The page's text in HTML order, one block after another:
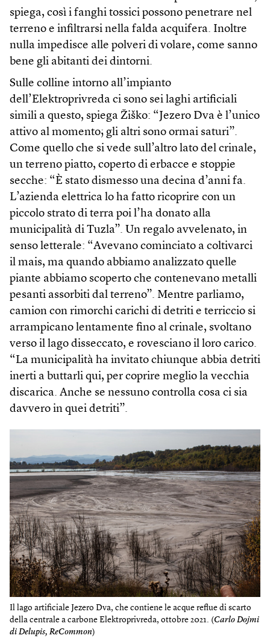
spiega, così i fanghi tossici possono penetrare nel
terreno e infiltrarsi nella falda acquifera. Inoltre
nulla impedisce alle polveri di volare, come sanno
bene gli abitanti dei dintorni.
Sulle colline intorno all’impianto
dell’Elektroprivreda ci sono sei laghi artificiali
simili a questo, spiega Žiško: “Jezero Dva è l’unico
attivo al momento; gli altri sono ormai saturi”.
Come quello che si vede sull’altro lato del crinale,
un terreno piatto, coperto di erbacce e stoppie
secche: “È stato dismesso una decina d’anni fa.
L’azienda elettrica lo ha fatto ricoprire con un
piccolo strato di terra poi l’ha donato alla
municipalità di Tuzla”. Un regalo avvelenato, in
senso letterale: “Avevano cominciato a coltivarci
il mais, ma quando abbiamo analizzato quelle
piante abbiamo scoperto che contenevano metalli
pesanti assorbiti dal terreno”. Mentre parliamo,
camion con rimorchi carichi di detriti e terriccio si
arrampicano lentamente fino al crinale, svoltano
verso il lago disseccato, e rovesciano il loro carico.
“La municipalità ha invitato chiunque abbia detriti
inerti a buttarli qui, per coprire meglio la vecchia
discarica. Anche se nessuno controlla cosa ci sia
davvero in quei detriti”.
Il lago artificiale Jezero Dva, che contiene le acque reflue di scarto
della centrale a carbone Elektroprivreda, ottobre 2021. (Carlo Dojmi
di Delupis, ReCommon)